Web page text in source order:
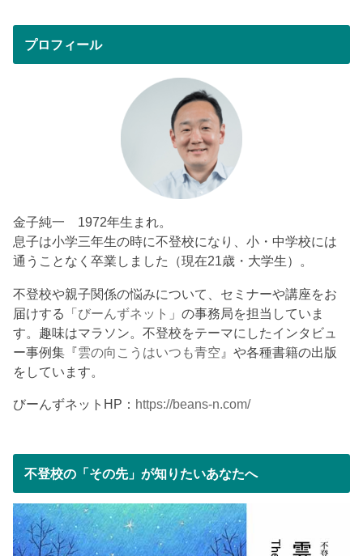
プロフィール
金子純一 1972年生まれ。
息子は小学三年生の時に不登校になり、小・中学校には
通うことなく卒業しました（現在21歳・大学生）。
不登校や親子関係の悩みについて、セミナーや講座をお
届けする「びーんずネット 」の事務局を担当していま
す。趣味はマラソン。不登校をテーマにしたインタビュ
ー事例集『雲の向こうはいつも青空 』や各種書籍の出版
をしています。
びーんずネットHP： https://beans-n.com/
不登校の「その先」が知りたいあなたへ